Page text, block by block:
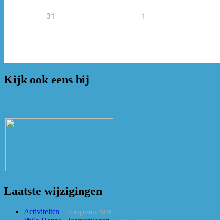
31 1
Kijk ook eens bij
Laatste wijzigingen
Activiteiten 3 augustus 2026